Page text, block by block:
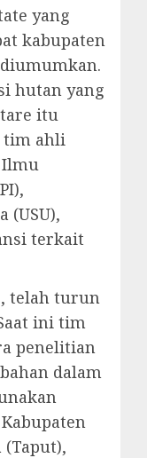
yang
kabupaten
hutan yang
itu
tim ahli
(USU),
terkait
telah turun
ini tim
penelitian
dalam